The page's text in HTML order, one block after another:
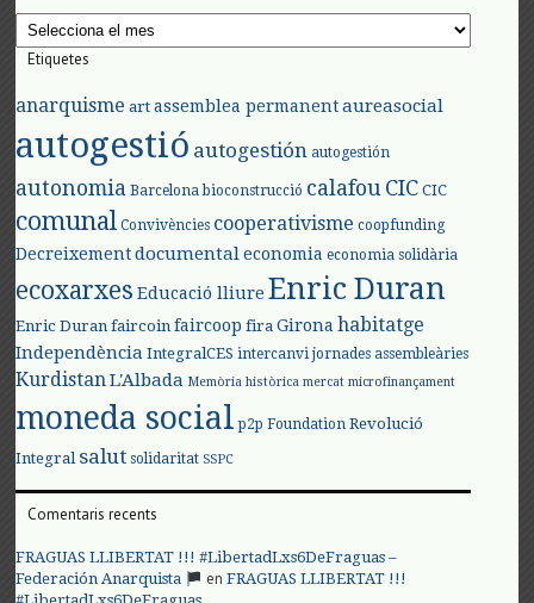
Arxius
Etiquetes
anarquisme art assemblea permanent aureasocial
autogestió autogestión autogestión
autonomia Barcelona bioconstrucció calafouCIC CIC
comunal Convivències cooperativisme coopfunding
Decreixement documental economia economia solidària
ecoxarxes Educació lliure Enric Duran
Enric Duran faircoin faircoop fira Girona habitatge
Independència IntegralCES intercanvi jornades assembleàries
KurdistanL'Albada Memòria històrica mercat microfinançament
moneda social p2p Foundation Revolució
Integral salut solidaritat SSPC
Comentaris recents
FRAGUAS LLIBERTAT !!! #LibertadLxs6DeFraguas –
Federación Anarquista
enFRAGUAS LLIBERTAT !!!